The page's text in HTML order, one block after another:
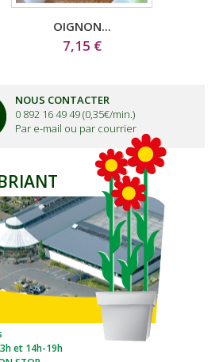
OIGNON...
7,15 €
NOUS CONTACTER
0 892 16 49 49 (0,35€/min.)
Par e-mail ou par courrier
et 14h-19h